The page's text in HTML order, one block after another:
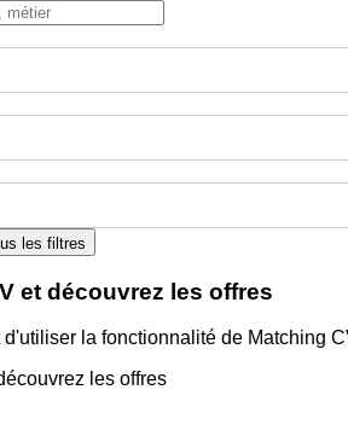
les filtres
et découvrez les offres
la fonctionnalité de Matching
les offres